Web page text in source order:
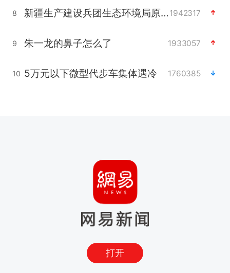
8 新疆生产建设兵团生态环境局原局长被查1942317
9 朱一龙的鼻子怎么了 1933057
10 5万元以下微型代步车集体遇冷 1760385
打开